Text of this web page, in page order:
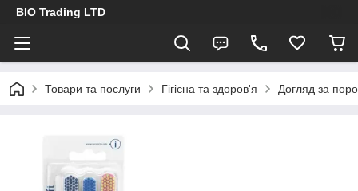
BIO Trading LTD
Товари та послуги Гігієна та здоров'я Догляд за